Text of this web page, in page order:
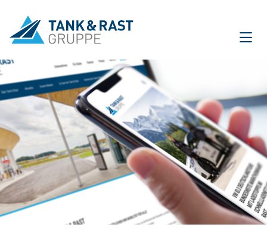
International
Unternehmen
Für Gäste
Partner